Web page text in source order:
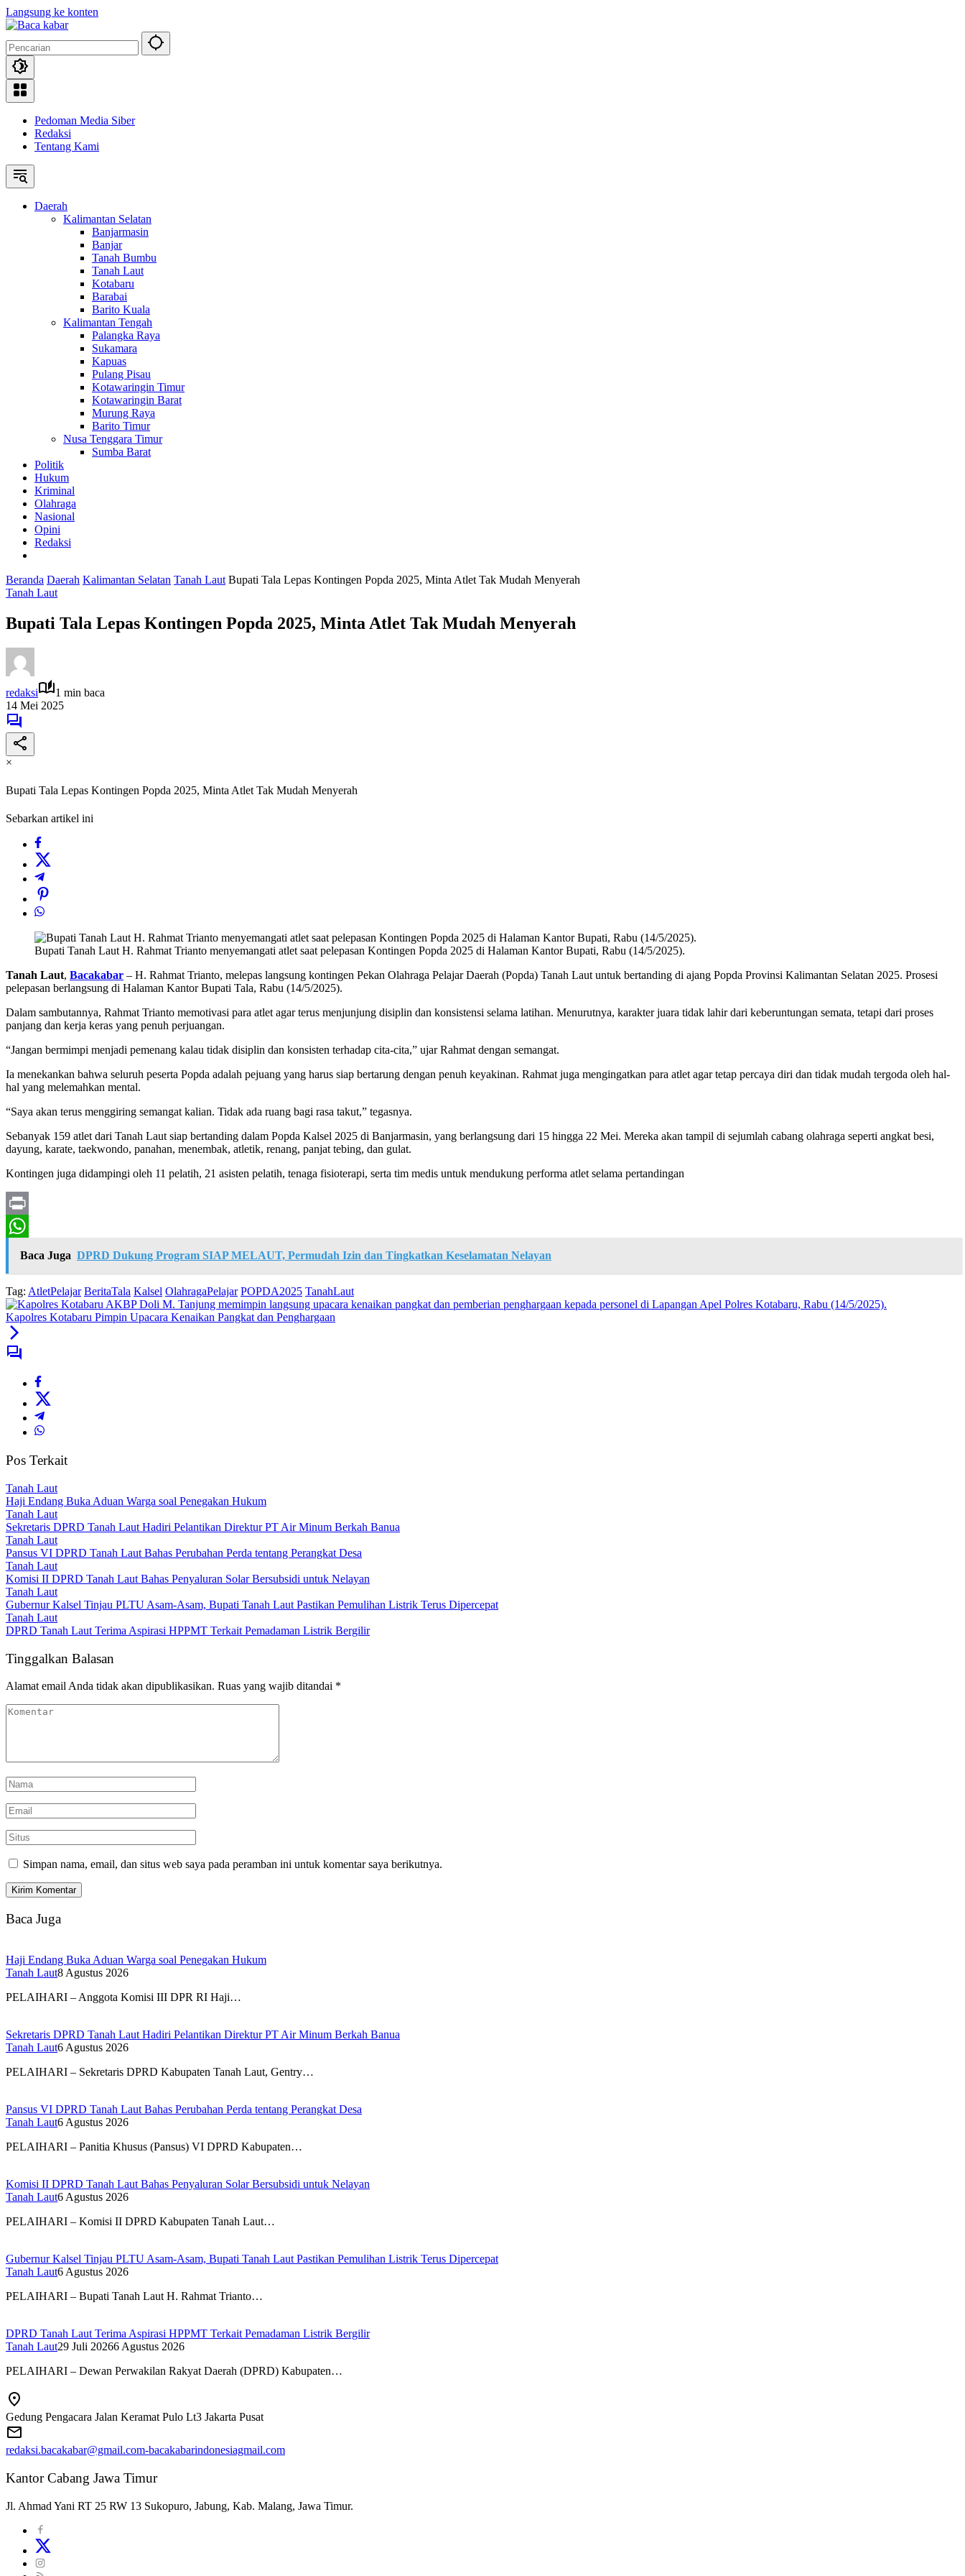
Langsung ke konten
Pedoman Media Siber
Redaksi
Tentang Kami
Daerah
Kalimantan Selatan
Banjarmasin
Banjar
Tanah Bumbu
Tanah Laut
Kotabaru
Barabai
Barito Kuala
Kalimantan Tengah
Palangka Raya
Sukamara
Kapuas
Pulang Pisau
Kotawaringin Timur
Kotawaringin Barat
Murung Raya
Barito Timur
Nusa Tenggara Timur
Sumba Barat
Politik
Hukum
Kriminal
Olahraga
Nasional
Opini
Redaksi
Beranda Daerah Kalimantan Selatan Tanah Laut Bupati Tala Lepas Kontingen Popda 2025, Minta Atlet Tak Mudah Menyerah
Tanah Laut
Bupati Tala Lepas Kontingen Popda 2025, Minta Atlet Tak Mudah Menyerah
redaksi
1 min baca
14 Mei 2025
×
Bupati Tala Lepas Kontingen Popda 2025, Minta Atlet Tak Mudah Menyerah
Sebarkan artikel ini
Bupati Tanah Laut H. Rahmat Trianto menyemangati atlet saat pelepasan Kontingen Popda 2025 di Halaman Kantor Bupati, Rabu (14/5/2025).
Tanah Laut, Bacakabar – H. Rahmat Trianto, melepas langsung kontingen Pekan Olahraga Pelajar Daerah (Popda) Tanah Laut untuk bertanding di ajang Popda Provinsi Kalimantan Selatan 2025. Prosesi
pelepasan berlangsung di Halaman Kantor Bupati Tala, Rabu (14/5/2025).
Dalam sambutannya, Rahmat Trianto memotivasi para atlet agar terus menjunjung disiplin dan konsistensi selama latihan. Menurutnya, karakter juara tidak lahir dari keberuntungan semata, tetapi dari proses
panjang dan kerja keras yang penuh perjuangan.
“Jangan bermimpi menjadi pemenang kalau tidak disiplin dan konsisten terhadap cita-cita,” ujar Rahmat dengan semangat.
Ia menekankan bahwa seluruh peserta Popda adalah pejuang yang harus siap bertarung dengan penuh keyakinan. Rahmat juga mengingatkan para atlet agar tetap percaya diri dan tidak mudah tergoda oleh hal-
hal yang melemahkan mental.
“Saya akan terus menggiring semangat kalian. Tidak ada ruang bagi rasa takut,” tegasnya.
Sebanyak 159 atlet dari Tanah Laut siap bertanding dalam Popda Kalsel 2025 di Banjarmasin, yang berlangsung dari 15 hingga 22 Mei. Mereka akan tampil di sejumlah cabang olahraga seperti angkat besi,
dayung, karate, taekwondo, panahan, menembak, atletik, renang, panjat tebing, dan gulat.
Kontingen juga didampingi oleh 11 pelatih, 21 asisten pelatih, tenaga fisioterapi, serta tim medis untuk mendukung performa atlet selama pertandingan
Print
WhatsApp
Baca Juga DPRD Dukung Program SIAP MELAUT, Permudah Izin dan Tingkatkan Keselamatan Nelayan
Tag: AtletPelajar BeritaTala Kalsel OlahragaPelajar POPDA2025 TanahLaut
Kapolres Kotabaru Pimpin Upacara Kenaikan Pangkat dan Penghargaan
Pos Terkait
Tanah Laut
Haji Endang Buka Aduan Warga soal Penegakan Hukum
Tanah Laut
Sekretaris DPRD Tanah Laut Hadiri Pelantikan Direktur PT Air Minum Berkah Banua
Tanah Laut
Pansus VI DPRD Tanah Laut Bahas Perubahan Perda tentang Perangkat Desa
Tanah Laut
Komisi II DPRD Tanah Laut Bahas Penyaluran Solar Bersubsidi untuk Nelayan
Tanah Laut
Gubernur Kalsel Tinjau PLTU Asam-Asam, Bupati Tanah Laut Pastikan Pemulihan Listrik Terus Dipercepat
Tanah Laut
DPRD Tanah Laut Terima Aspirasi HPPMT Terkait Pemadaman Listrik Bergilir
Tinggalkan Balasan
Alamat email Anda tidak akan dipublikasikan. Ruas yang wajib ditandai *
Simpan nama, email, dan situs web saya pada peramban ini untuk komentar saya berikutnya.
Baca Juga
Haji Endang Buka Aduan Warga soal Penegakan Hukum
Tanah Laut8 Agustus 2026
PELAIHARI – Anggota Komisi III DPR RI Haji…
Sekretaris DPRD Tanah Laut Hadiri Pelantikan Direktur PT Air Minum Berkah Banua
Tanah Laut6 Agustus 2026
PELAIHARI – Sekretaris DPRD Kabupaten Tanah Laut, Gentry…
Pansus VI DPRD Tanah Laut Bahas Perubahan Perda tentang Perangkat Desa
Tanah Laut6 Agustus 2026
PELAIHARI – Panitia Khusus (Pansus) VI DPRD Kabupaten…
Komisi II DPRD Tanah Laut Bahas Penyaluran Solar Bersubsidi untuk Nelayan
Tanah Laut6 Agustus 2026
PELAIHARI – Komisi II DPRD Kabupaten Tanah Laut…
Gubernur Kalsel Tinjau PLTU Asam-Asam, Bupati Tanah Laut Pastikan Pemulihan Listrik Terus Dipercepat
Tanah Laut6 Agustus 2026
PELAIHARI – Bupati Tanah Laut H. Rahmat Trianto…
DPRD Tanah Laut Terima Aspirasi HPPMT Terkait Pemadaman Listrik Bergilir
Tanah Laut29 Juli 20266 Agustus 2026
PELAIHARI – Dewan Perwakilan Rakyat Daerah (DPRD) Kabupaten…
Gedung Pengacara Jalan Keramat Pulo Lt3 Jakarta Pusat
redaksi.bacakabar@gmail.com-bacakabarindonesiagmail.com
Kantor Cabang Jawa Timur
Jl. Ahmad Yani RT 25 RW 13 Sukopuro, Jabung, Kab. Malang, Jawa Timur.